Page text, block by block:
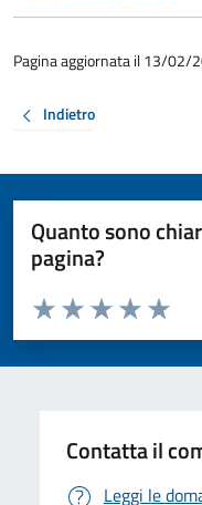
Pagina aggiornata il 13/02/
Indietro
Quanto sono
pagina?
Valuta da 1 a 5 stelle la
Valuta
Valuta 4
Valuta 3 stelle
Valuta 2 stelle su 5
Valuta 1 stelle su 5
Contatta il
Leggi le